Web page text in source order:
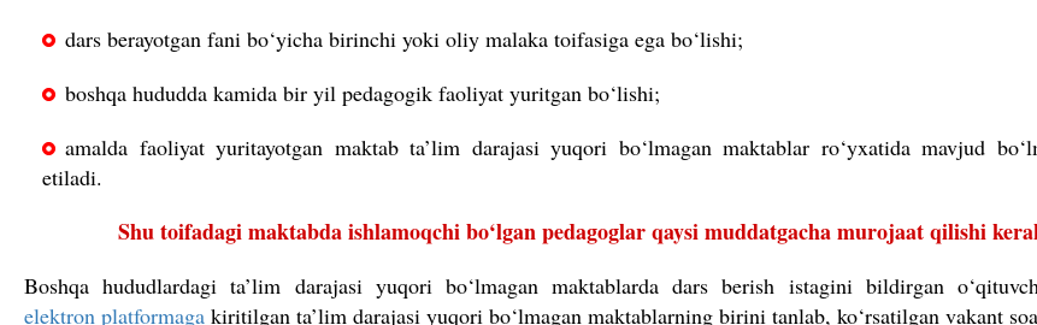
dars berayotgan fani bo‘yicha birinchi yoki oliy malaka toifasiga ega bo‘lishi;
boshqa hududda kamida bir yil pedagogik faoliyat yuritgan bo‘lishi;
amalda faoliyat yuritayotgan maktab ta’lim darajasi yuqori bo‘lmagan maktablar ro‘yxatida mavjud
etiladi.
Shu toifadagi maktabda ishlamoqchi bo‘lgan pedagoglar qaysi muddatgacha murojaat qilishi
Boshqa hududlardagi ta’lim darajasi yuqori bo‘lmagan maktablarda dars berish istagini bildirgan
elektron platformaga kiritilgan ta’lim darajasi yuqori bo‘lmagan maktablarning birini tanlab, ko‘rsatilgan vakant